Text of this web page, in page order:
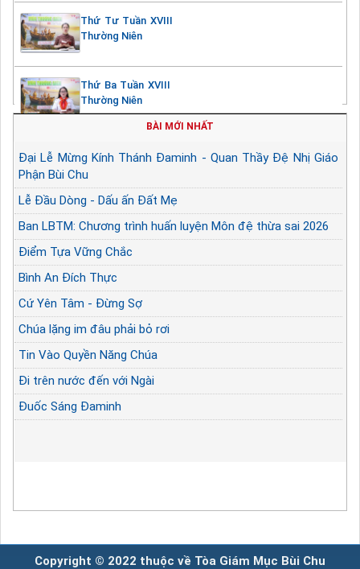
Thứ Tư Tuần XVIII
Thường Niên
Thứ Ba Tuần XVIII
Thường Niên
BÀI MỚI NHẤT
Đại Lễ Mừng Kính Thánh Đaminh - Quan Thầy Đệ Nhị Giáo
Phận Bùi Chu
Lễ Đầu Dòng - Dấu ấn Đất Mẹ
Ban LBTM: Chương trình huấn luyện Môn đệ thừa sai 2026
Điểm Tựa Vững Chắc
Bình An Đích Thực
Cứ Yên Tâm - Đừng Sợ
Chúa lặng im đâu phải bỏ rơi
Tin Vào Quyền Năng Chúa
Đi trên nước đến với Ngài
Đuốc Sáng Đaminh
Copyright © 2022 thuộc về Tòa Giám Mục Bùi Chu